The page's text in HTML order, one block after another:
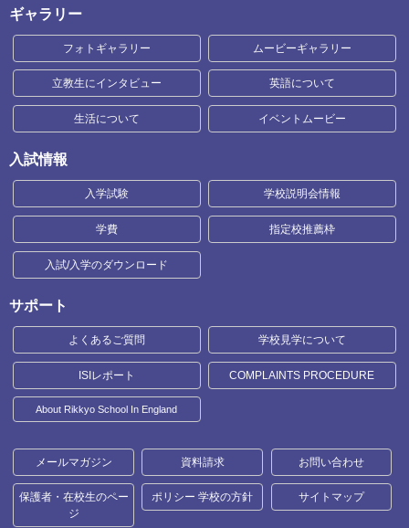
ギャラリー
フォトギャラリー ムービーギャラリー
立教生にインタビュー 英語について
生活について イベントムービー
入試情報
入学試験 学校説明会情報
学費 指定校推薦枠
入試/入学のダウンロード
サポート
よくあるご質問 学校見学について
ISIレポート COMPLAINTS PROCEDURE
About Rikkyo School In England
メールマガジン 資料請求 お問い合わせ
保護者・在校生のペー
ジ
ポリシー 学校の方針 サイトマップ